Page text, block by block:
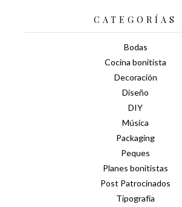
CATEGORÍAS
Bodas
Cocina bonitista
Decoración
Diseño
DIY
Música
Packaging
Peques
Planes bonitistas
Post Patrocinados
Tipografía